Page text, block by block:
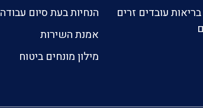
עובדים זרים
הנחיות בעת סיום עבודה
אמנת השירות
מילון מונחים ביטוח